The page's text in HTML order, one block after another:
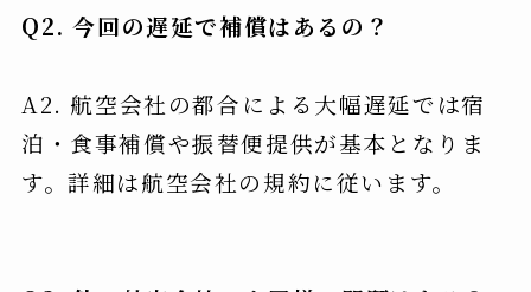
Q2. 今回の遅延で補償はあるの？
A2. 航空会社の都合による大幅遅延では宿
泊・食事補償や振替便提供が基本となりま
す。詳細は航空会社の規約に従います。